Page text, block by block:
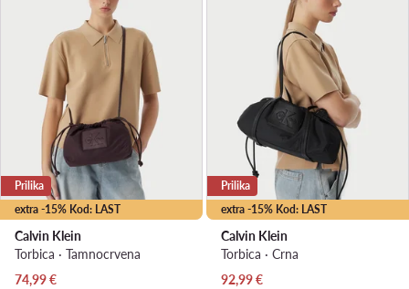
extra -15% Kod: LAST
Prilika
Calvin Klein
Torbica · Tamnocrvena
Trenutna cijena
74,99€
extra -15% Kod: LAST
Prilika
Calvin Klein
Torbica · Crna
Trenutna cijena
92,99€